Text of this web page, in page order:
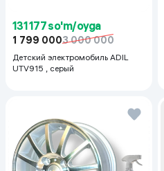
131 177 so'm/oyga
1 799 0003 000 000
Детский электромобиль ADIL
UTV915 , серый